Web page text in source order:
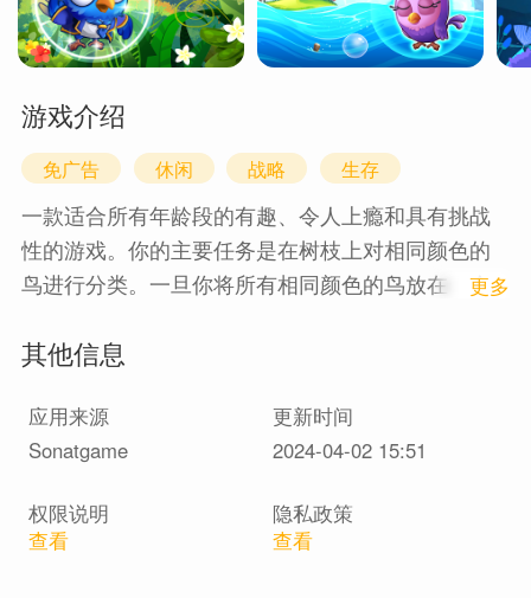
游戏介绍
免广告 休闲 战略 生存
一款适合所有年龄段的有趣、令人上瘾和具有挑战
性的游戏。你的主要任务是在树枝上对相同颜色的
鸟进行分类。一旦你将所有相同颜色的鸟放在一个
计的彩色鸟类，并包含许多有用的功能。因此，这
时间，同时训练您的大脑。
- 游戏非常简单直接
- 只需点击一只鸟，然后点击您希望它飞到的树枝
1 更多
其他信息
应用来源
更新时间
Sonatgame
2024-04-02 15:51
权限说明
查看
隐私政策
查看